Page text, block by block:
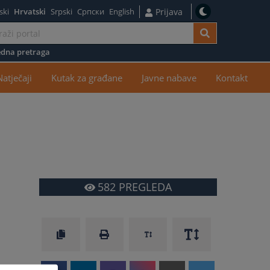
Hrvatski Srpski Српски English Prijava
pretraga
Kutak za građane Javne nabave Kontakt
582PREGLEDA